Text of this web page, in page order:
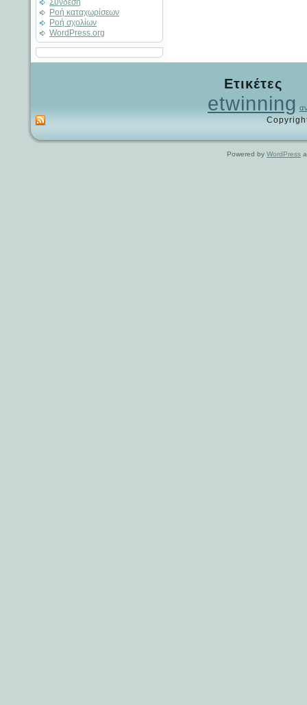
Σύνδεση
Ροή καταχωρίσεων
Ροή σχολίων
WordPress.org
Ετικέτες
etwinning
Powered by WordPress